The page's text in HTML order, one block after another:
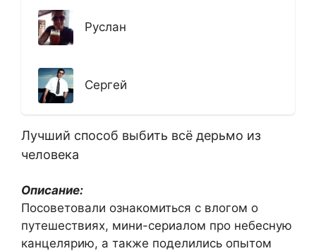
Руслан
Сергей
Лучший способ выбить всё дерьмо из
человека
Описание:
Посоветовали ознакомиться с влогом о
путешествиях, мини-сериалом про небесную
канцелярию, а также поделились опытом